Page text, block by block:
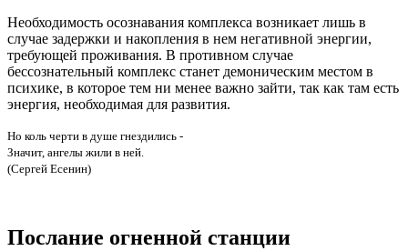
Необходимость осознавания комплекса возникает лишь в
случае задержки и накопления в нем негативной энергии,
требующей проживания. В противном случае
бессознательный комплекс станет демоническим местом в
психике, в которое тем ни менее важно зайти, так как там есть
энергия, необходимая для развития.
Но коль черти в душе гнездились -
Значит, ангелы жили в ней.
(Сергей Есенин)
Послание огненной станции